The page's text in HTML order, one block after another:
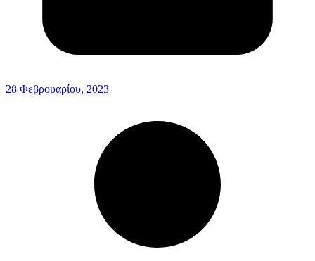
28 Φεβρουαρίου, 2023